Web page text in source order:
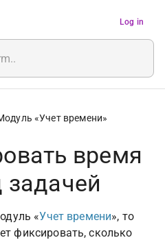
Log in
«Учет времени»
время
«Учет времени», то
фиксировать, сколько